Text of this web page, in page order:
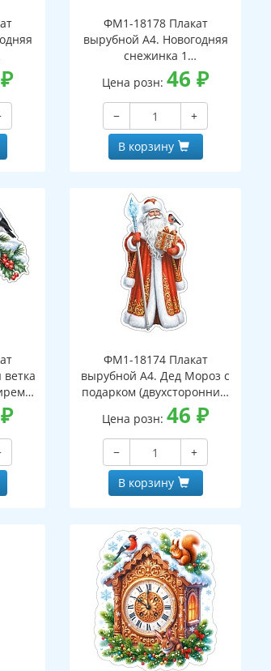
₽
ФМ1-18178 Плакат
вырубной А4. Новогодняя
снежинка 1
(двухсторонний, ВД-лак)
Цена розн:46₽
−
+
В корзину
₽
ФМ1-18174 Плакат
вырубной А4. Дед Мороз с
подарком (двухсторонний,
ВД-лак)
Цена розн:46₽
−
+
В корзину